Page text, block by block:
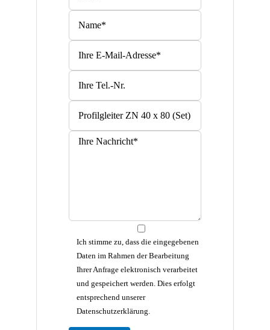
Ich stimme zu, dass die eingegebenen
Daten im Rahmen der Bearbeitung
Ihrer Anfrage elektronisch verarbeitet
und gespeichert werden. Dies erfolgt
entsprechend unserer
Datenschutzerklärung.